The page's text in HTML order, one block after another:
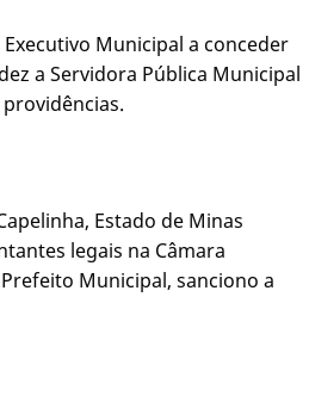
Municipal a conceder
a Servidora Pública Municipal
Estado de Minas
legais na Câmara
Municipal, sanciono a